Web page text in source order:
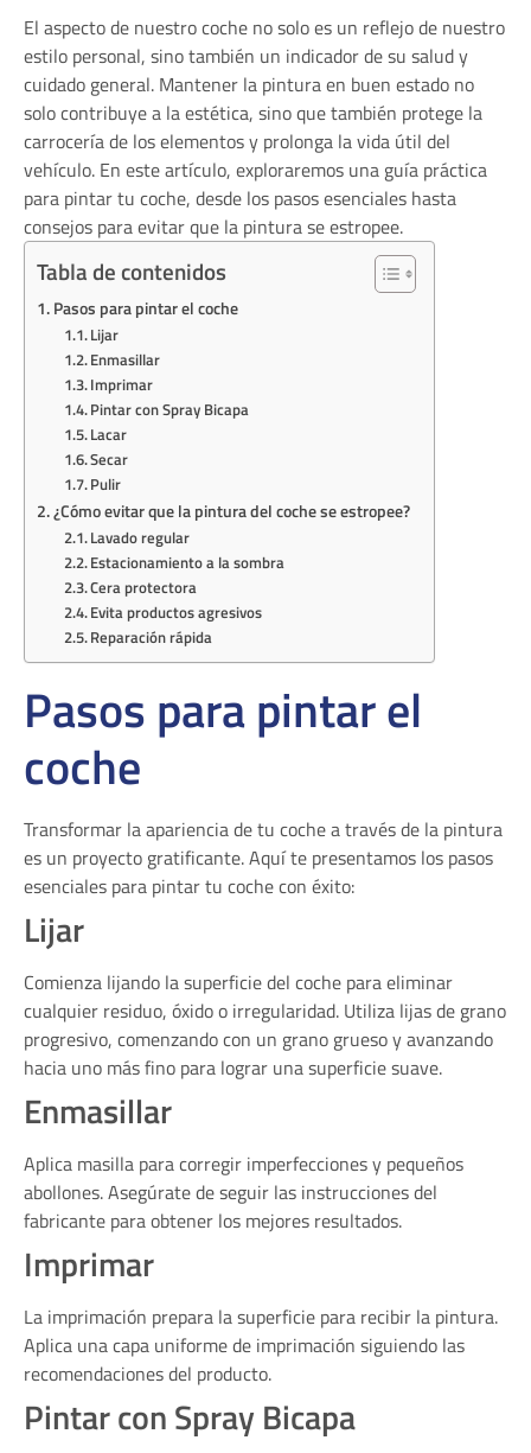
El aspecto de nuestro coche no solo es un reflejo de nuestro
estilo personal, sino también un indicador de su salud y
cuidado general. Mantener la pintura en buen estado no
solo contribuye a la estética, sino que también protege la
carrocería de los elementos y prolonga la vida útil del
vehículo. En este artículo, exploraremos una guía práctica
para pintar tu coche, desde los pasos esenciales hasta
consejos para evitar que la pintura se estropee.
Tabla de contenidos
Pasos para pintar el coche
Lijar
Enmasillar
Imprimar
Pintar con Spray Bicapa
Lacar
Secar
Pulir
¿Cómo evitar que la pintura del coche se estropee?
Lavado regular
Estacionamiento a la sombra
Cera protectora
Evita productos agresivos
Reparación rápida
Pasos para pintar el
coche
Transformar la apariencia de tu coche a través de la pintura
es un proyecto gratificante. Aquí te presentamos los pasos
esenciales para pintar tu coche con éxito:
Lijar
Comienza lijando la superficie del coche para eliminar
cualquier residuo, óxido o irregularidad. Utiliza lijas de grano
progresivo, comenzando con un grano grueso y avanzando
hacia uno más fino para lograr una superficie suave.
Enmasillar
Aplica masilla para corregir imperfecciones y pequeños
abollones. Asegúrate de seguir las instrucciones del
fabricante para obtener los mejores resultados.
Imprimar
La imprimación prepara la superficie para recibir la pintura.
Aplica una capa uniforme de imprimación siguiendo las
recomendaciones del producto.
Pintar con Spray Bicapa